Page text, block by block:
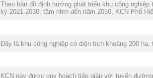
Theo bản đồ định hướng phát triển khu công
kỳ 2021-2030, tầm nhìn đến năm 2050, KCN Phố
Đây là khu công nghiệp có diện tích khoảng 200
KCN này được quy hoạch tiếp giáp với tuyến